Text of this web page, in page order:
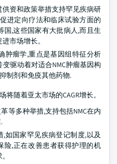
资和政策举措支持罕见疾病研
进定向疗法和临床试验方面的
国,这些国家有大批病人,而且生
市场增长。
肿瘤学,重点是基因组特征分析
驱动着对适合NMC肿瘤基因构
制剂和免疫其他药物.
随着亚太市场的CAGR增长。
等多种举措,支持包括NMC在内
如国家罕见疾病登记制度,以及
险,正在改善患者获得护理的机